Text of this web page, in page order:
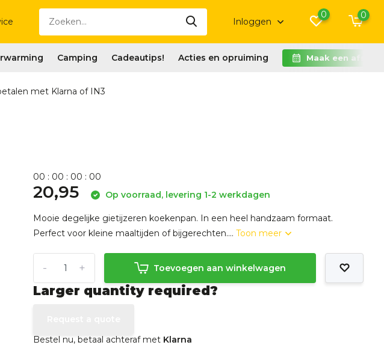
Inloggen
0 0
Camping Cadeautips! Acties en opruiming Maak een
met Klarna of IN3
00 : 00 : 00 : 00
20,95 Op voorraad, levering 1-2 werkdagen
Mooie degelijke gietijzeren koekenpan. In een heel handzaam formaat.
Perfect voor kleine maaltijden of bijgerechten....Toon meer
+
- Toevoegen aan winkelwagen
Larger quantity required?
Bestel nu, betaal achteraf met Klarna